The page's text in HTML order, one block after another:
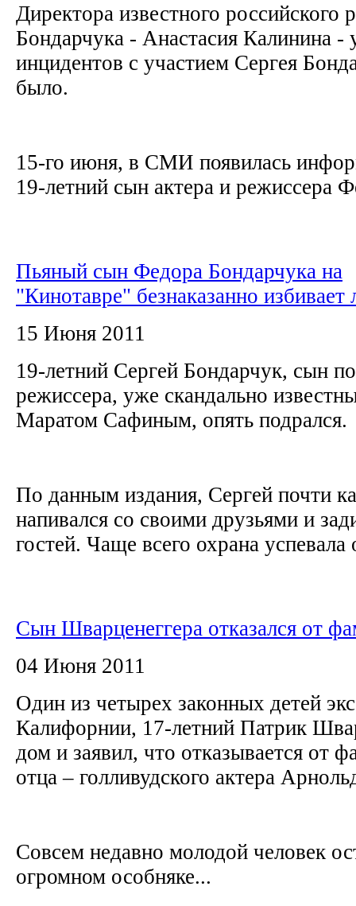
Директора известного российского
Бондарчука - Анастасия Калинина -
инцидентов с участием Сергея
было.
15-го июня, в СМИ появилась
19-летний сын актера и режиссера
Пьяный сын Федора Бондарчука на
"Кинотавре" безнаказанно избивает
15 Июня 2011
19-летний Сергей Бондарчук, сын
режиссера, уже скандально
Маратом Сафиным, опять подрался.
По данным издания, Сергей почти
напивался со своими друзьями и
гостей. Чаще всего охрана успевала
Сын Шварценеггера отказался от
04 Июня 2011
Один из четырех законных детей
Калифорнии, 17-летний Патрик
дом и заявил, что отказывается от
отца – голливудского актера
Совсем недавно молодой человек
огромном особняке...